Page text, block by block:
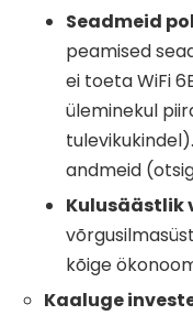
Seadmeid
peamised
ei toeta WiFi
üleminekul
andmeid
Kulusäästlik
kõige
Kaaluge